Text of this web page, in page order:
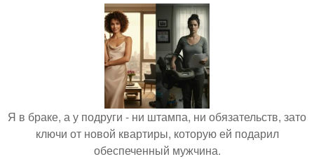
Я в браке, а у подруги - ни штампа, ни обязательств, зато
ключи от новой квартиры, которую ей подарил
обеспеченный мужчина.